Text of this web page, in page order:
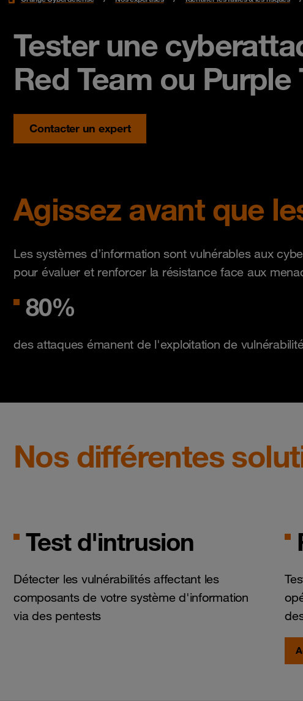
Tester une
Red Team ou Purple
Contacter un expert
Agissez avant que
Les systèmes d’information sont vulnérables aux
pour évaluer et renforcer la résistance face aux
80%
des attaques émanent de l'exploitation de
Nos différentes
Test d'intrusion
Détecter les vulnérabilités affectant les
composants de votre système d'information
via des pentests